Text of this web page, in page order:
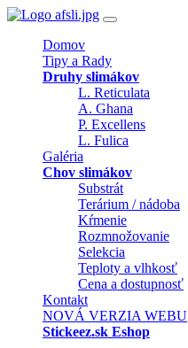
Domov
Tipy a Rady
Druhy slimákov
L. Reticulata
A. Ghana
P. Excellens
L. Fulica
Galéria
Chov slimákov
Substrát
Terárium / nádoba
Kŕmenie
Rozmnožovanie
Selekcia
Teploty a vlhkosť
Cena a dostupnosť
Kontakt
NOVÁ VERZIA WEBU
Stickeez.sk Eshop